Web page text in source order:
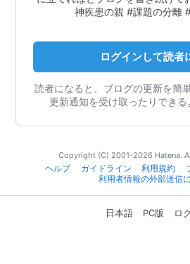
神疾患の親 #課題の分離
ログインして読者
読者になると、ブログの更新を簡
更新通知を受け取ったりできる
Copyright (C) 2001-2026 Hatena.
ヘルプ
ガイドライン 利用規約
利用者情報の外部送信
日本語 PC版 ロ